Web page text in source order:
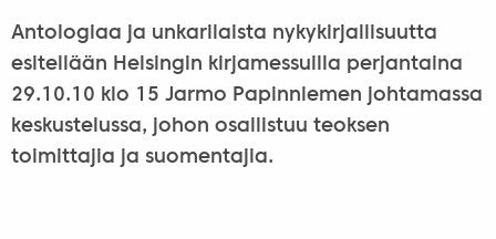
Antologiaa ja unkarilaista nykykirjallisuutta
esitellään Helsingin kirjamessuilla perjantaina
29.10.10 klo 15 Jarmo Papinniemen johtamassa
keskustelussa, johon osallistuu teoksen
toimittajia ja suomentajia.